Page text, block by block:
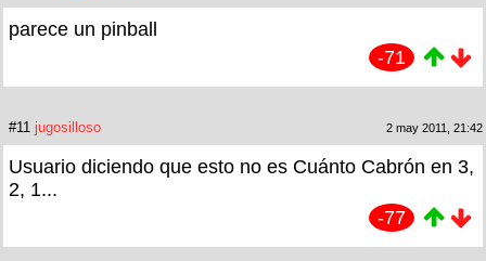
parece un pinball
-71
#11 jugosilloso 2 may 2011, 21:42
Usuario diciendo que esto no es Cuánto Cabrón en 3,
2, 1...
-77